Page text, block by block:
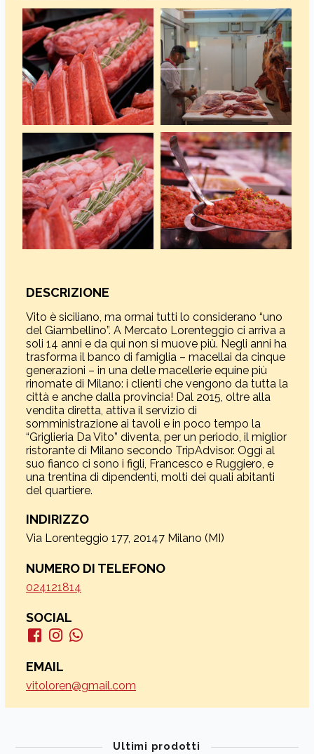
DESCRIZIONE
Vito è siciliano, ma ormai tutti lo considerano “uno
del Giambellino”. A Mercato Lorenteggio ci arriva a
soli 14 anni e da qui non si muove più. Negli anni ha
trasforma il banco di famiglia – macellai da cinque
generazioni – in una delle macellerie equine più
rinomate di Milano: i clienti che vengono da tutta la
città e anche dalla provincia! Dal 2015, oltre alla
vendita diretta, attiva il servizio di
somministrazione ai tavoli e in poco tempo la
“Griglieria Da Vito” diventa, per un periodo, il miglior
ristorante di Milano secondo TripAdvisor. Oggi al
suo fianco ci sono i figli, Francesco e Ruggiero, e
una trentina di dipendenti, molti dei quali abitanti
del quartiere.
INDIRIZZO
Via Lorenteggio 177, 20147 Milano (MI)
NUMERO DI TELEFONO
024121814
SOCIAL
EMAIL
vitoloren@gmail.com
Ultimi prodotti